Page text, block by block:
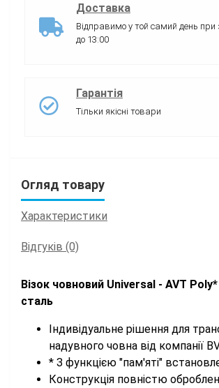
Доставка
Відправимо у той самий день при
до 13:00
Гарантія
Тільки якісні товари
Огляд товару
Характеристики
Відгуків (0)
Візок човновий Universal - AVT
сталь
Індивідуальне рішення для
надувного човна від компанії
* З функцією "пам'яті"
Конструкція повністю